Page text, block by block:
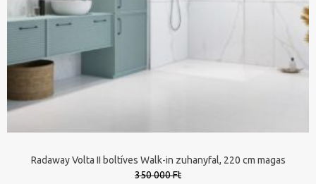
Radaway Volta II boltíves Walk-in zuhanyfal, 220 cm magas
350 000 Ft